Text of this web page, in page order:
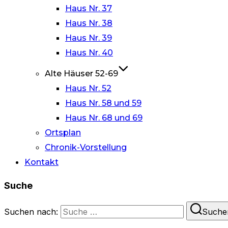
Haus Nr. 37
Haus Nr. 38
Haus Nr. 39
Haus Nr. 40
Alte Häuser 52-69
Haus Nr. 52
Haus Nr. 58 und 59
Haus Nr. 68 und 69
Ortsplan
Chronik-Vorstellung
Kontakt
Suche
Suchen nach: